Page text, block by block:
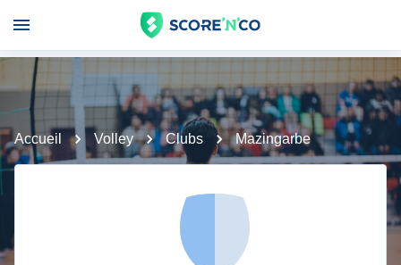
Accueil Volley Clubs Mazingarbe